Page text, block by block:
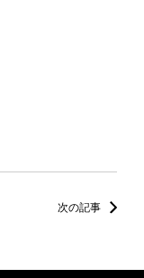
次の記事